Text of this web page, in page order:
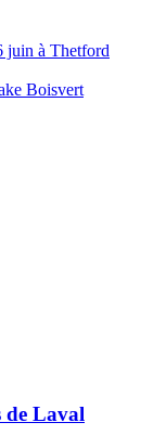
juin à Thetford
Boisvert
de Laval